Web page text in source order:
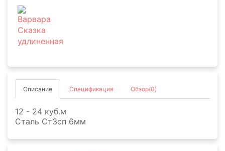
Описание Спецификация Обзор(0)
12 - 24 куб.м
Сталь Ст3сп 6мм